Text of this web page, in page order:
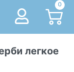
0
легкое